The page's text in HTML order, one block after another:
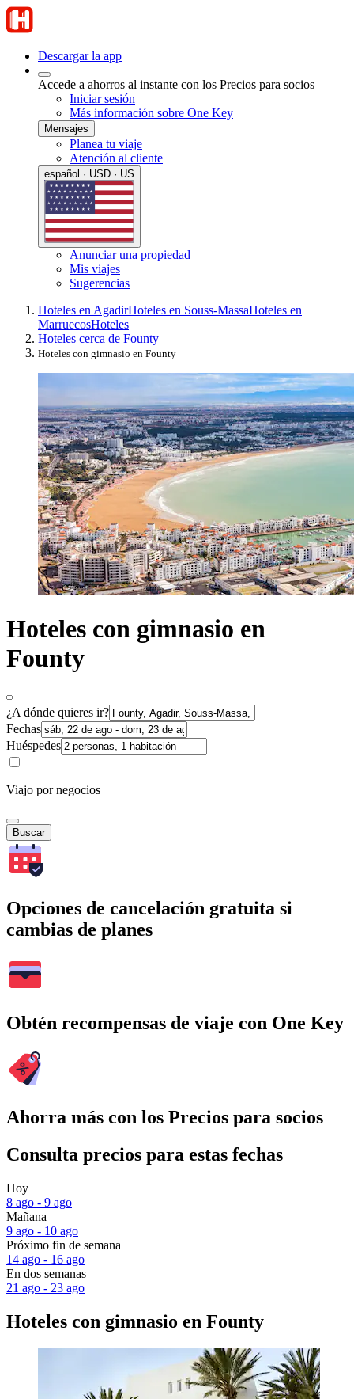
Descargar la app
Accede a ahorros al instante con los Precios para socios
Iniciar sesión
Más información sobre One Key
Mensajes
Planea tu viaje
Atención al cliente
español · USD · US
Anunciar una propiedad
Mis viajes
Sugerencias
Hoteles en AgadirHoteles en Souss-MassaHoteles en
MarruecosHoteles
Hoteles cerca de Founty
Hoteles con gimnasio en Founty
Hoteles con gimnasio en
Founty
¿A dónde quieres ir?
Fechas
Huéspedes
Viajo por negocios
Buscar
Opciones de cancelación gratuita si
cambias de planes
Obtén recompensas de viaje con One Key
Ahorra más con los Precios para socios
Consulta precios para estas fechas
Hoy
8 ago - 9 ago
Mañana
9 ago - 10 ago
Próximo fin de semana
14 ago - 16 ago
En dos semanas
21 ago - 23 ago
Hoteles con gimnasio en Founty